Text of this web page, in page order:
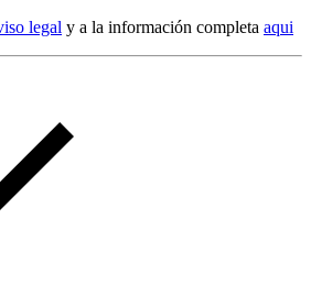
legal y a la información completa aqui